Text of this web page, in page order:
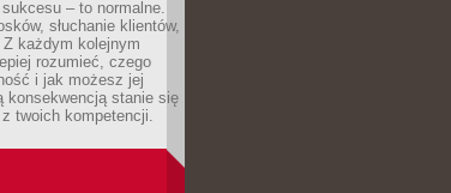
– to normalne.
słuchanie klientów,
Z każdym kolejnym
rozumieć, czego
i jak możesz jej
konsekwencją stanie się
twoich kompetencji.